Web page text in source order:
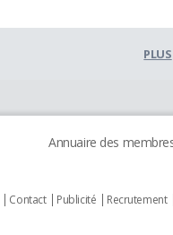
PLUS
Annuaire des
Contact Publicité Recrutement